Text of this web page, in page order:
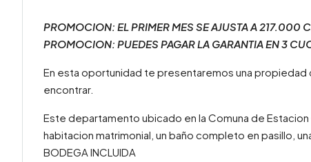
PROMOCION: EL PRIMER MES SE AJUSTA A 217.000
PROMOCION: PUEDES PAGAR LA GARANTIA EN 3
En esta oportunidad te presentaremos una
encontrar.
Este departamento ubicado en la Comuna de
habitacion matrimonial, un baño completo en pasillo,
BODEGA INCLUIDA